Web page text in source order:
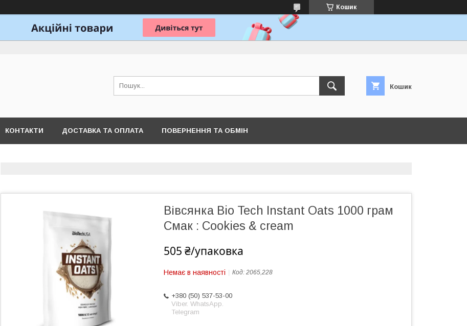
Кошик
Кошик
КОНТАКТИ ДОСТАВКА ТА ОПЛАТА ПОВЕРНЕННЯ ТА ОБМІН
Вівсянка Bio Tech Instant Oats 1000 грам
Смак : Cookies & cream
505 ₴/упаковка
Немає в наявності Код: 2065,228
+380 (50) 537-53-00
Viber. WhatsApp.
Telegram